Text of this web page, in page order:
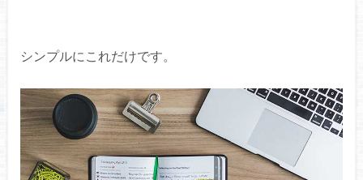
シンプルにこれだけです。